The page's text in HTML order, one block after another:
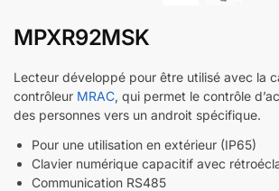
MPXR92MSK
Lecteur développé pour être utilisé avec la
contrôleur MRAC, qui permet le contrôle
des personnes vers un androit spécifique.
Pour une utilisation en extérieur (IP65)
Clavier numérique capacitif avec
Communication RS485